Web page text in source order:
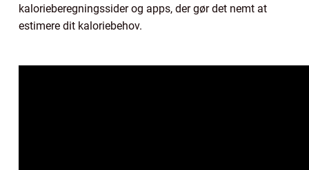
kalorieberegningssider og apps, der gør det nemt at
estimere dit kaloriebehov.